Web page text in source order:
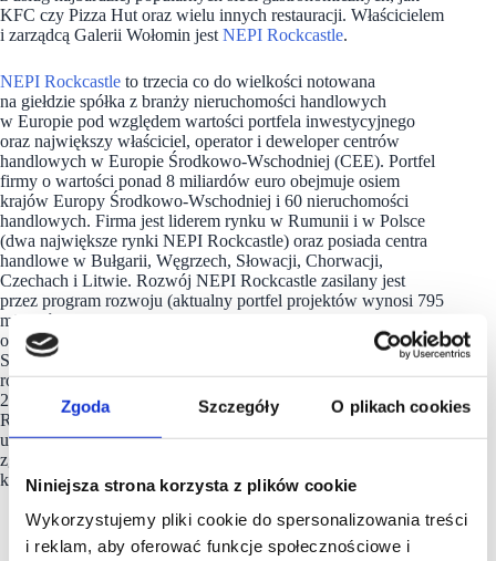
Zgoda Szczegóły O plikach cookies
Niniejsza strona korzysta z plików cookie
Wykorzystujemy pliki cookie do spersonalizowania treści
i reklam, aby oferować funkcje społecznościowe i
KFC czy Pizza Hut oraz wielu innych restauracji. Właścicielem
i zarządcą Galerii Wołomin jest NEPI Rockcastle.
NEPI Rockcastle to trzecia co do wielkości notowana
na giełdzie spółka z branży nieruchomości handlowych
w Europie pod względem wartości portfela inwestycyjnego
oraz największy właściciel, operator i deweloper centrów
handlowych w Europie Środkowo-Wschodniej (CEE). Portfel
firmy o wartości ponad 8 miliardów euro obejmuje osiem
krajów Europy Środkowo-Wschodniej i 60 nieruchomości
handlowych. Firma jest liderem rynku w Rumunii i w Polsce
(dwa największe rynki NEPI Rockcastle) oraz posiada centra
handlowe w Bułgarii, Węgrzech, Słowacji, Chorwacji,
Czechach i Litwie. Rozwój NEPI Rockcastle zasilany jest
przez program rozwoju (aktualny portfel projektów wynosi 795
milionów euro łącznych inwestycji), wspierany przez przejęcia
o wysokiej wartości. Największe przejęcia to Magnolia Park
Shopping Centre we Wrocławiu, Polska, we wrześniu 2024
roku oraz Silesia City Center w Katowicach, Polska, w grudniu
2024 roku o wspólnej wartości 760 milionów euro. NEPI
Rockcastle posiada dwie kluczowe przewagi strategiczne –
unikalne portfolio przestrzeni handlowej na terenie CEE
zgromadzone przez ostatnie 18 lat oraz zespół ponad 670 osób,
który wnosi niezbędną lokalną branżową.